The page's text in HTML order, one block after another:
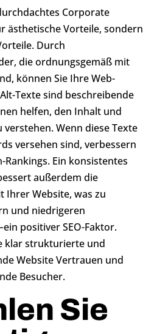
Corporate
ästhetische Vorteile, sondern
Durch
die ordnungsgemäß mit
können Sie Ihre Web-
Texte sind beschreibende
helfen, den Inhalt und
Wenn diese Texte
versehen sind, verbessern
Rankings. Ein konsistentes
außerdem die
Ihrer Website, was zu
und niedrigeren
positiver SEO-Faktor.
klar strukturierte und
Website Vertrauen und
Besucher.
Sie